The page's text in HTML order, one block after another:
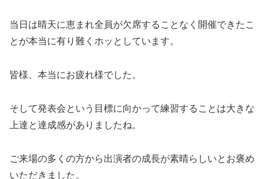
当日は晴天に恵まれ全員が欠席することなく開催できたこ
とが本当に有り難くホッとしています。
皆様、本当にお疲れ様でした。
そして発表会という目標に向かって練習することは大きな
上達と達成感がありましたね。
ご来場の多くの方から出演者の成長が素晴らしいとお褒め
いただきました。